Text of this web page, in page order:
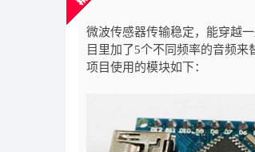
微波传感器传输稳定，能穿越
目里加了5个不同频率的音频来
项目使用的模块如下：